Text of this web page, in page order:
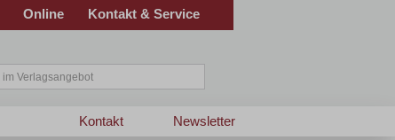
Online Kontakt & Service
Newsletter
Kontakt